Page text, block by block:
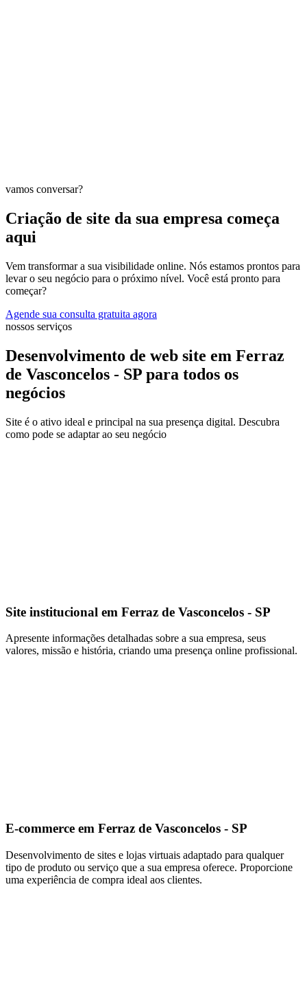
vamos conversar?
Criação de site da sua empresa começa
aqui
Vem transformar a sua visibilidade online. Nós estamos prontos para
levar o seu negócio para o próximo nível. Você está pronto para
começar?
Agende sua consulta gratuita agora
nossos serviços
Desenvolvimento de web site em Ferraz
de Vasconcelos - SP para todos os
negócios
Site é o ativo ideal e principal na sua presença digital. Descubra
como pode se adaptar ao seu negócio
Site institucional em Ferraz de Vasconcelos - SP
Apresente informações detalhadas sobre a sua empresa, seus
valores, missão e história, criando uma presença online profissional.
E-commerce em Ferraz de Vasconcelos - SP
Desenvolvimento de sites e lojas virtuais adaptado para qualquer
tipo de produto ou serviço que a sua empresa oferece. Proporcione
uma experiência de compra ideal aos clientes.